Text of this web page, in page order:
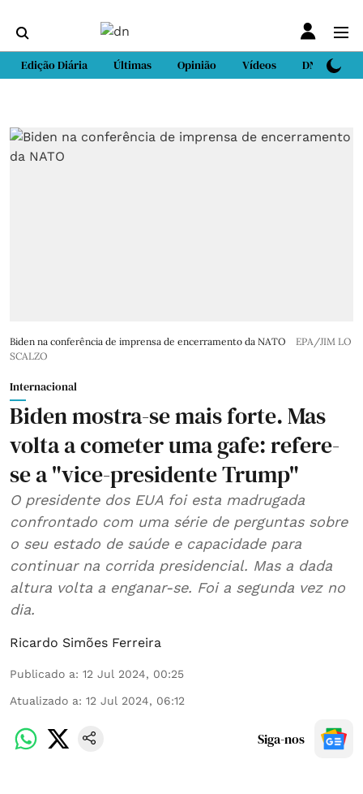
Edição Diária Últimas Opinião Vídeos DN Sport
Biden na conferência de imprensa de encerramento da NATO
EPA/JIM LO
SCALZO
Internacional
Biden mostra-se mais forte. Mas
volta a cometer uma gafe: refere-
se a "vice-presidente Trump"
O presidente dos EUA foi esta madrugada
confrontado com uma série de perguntas sobre
o seu estado de saúde e capacidade para
continuar na corrida presidencial. Mas a dada
altura volta a enganar-se. Foi a segunda vez no
dia.
Ricardo Simões Ferreira
Publicado a: 12 Jul 2024, 00:25
Atualizado a: 12 Jul 2024, 06:12
Siga-nos